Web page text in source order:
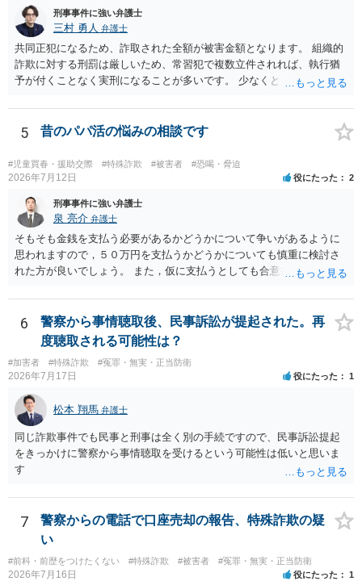
刑事事件に強い弁護士
三村 勇人 弁護士
共同正犯になるため、詐取された全額が被害金額となります。 組織的
詐欺に対する刑罰は厳しいため、常習犯で複数立件されれば、執行猶
予が付くことなく実刑になることが多いです。 少なくとも、執行猶予
す。 弁護士を介して共犯者数人で被害弁済を行うこともあります。 保
釈申請については、共犯なので、全て公判請求されるまで難しいです
わるため、刑事事件に精通している弁護人を選任されることをお勧め
いたします。
5 昔のパパ活の悩みの相談です
#児童買春・援助交際 #特殊詐欺 #被害者 #恐喝・脅迫
2026年7月12日 役にたった 2
刑事事件に強い弁護士
泉 亮介 弁護士
そもそも金銭を支払う必要があるかどうかについて争いがあるように
思われますので，５０万円を支払うかどうかについても慎重に検討さ
れた方が良いでしょう。 また，仮に支払うとしても合意書を交わし，
面を作成したうえで支払いをする必要があるでしょう。 一度弁護士に
相談をされた方が良いかと思われます。
6
警察から事情聴取後、民事訴訟が提起された。再
度聴取される可能性は？
#加害者 #特殊詐欺 #冤罪・無実・正当防衛
2026年7月17日 役にたった 1
松本 翔馬 弁護士
同じ詐欺事件でも民事と刑事は全く別の手続ですので、民事訴訟提起
をきっかけに警察から事情聴取を受けるという可能性は低いと思いま
す
7
警察からの電話で口座売却の報告、特殊詐欺の疑
い
#前科・前歴をつけたくない #特殊詐欺 #被害者 #冤罪・無実・正当防衛
2026年7月16日 役にたった 1